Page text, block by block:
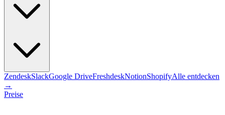
ZendeskSlackGoogle DriveFreshdeskNotionShopifyAlle entdecken
→
Preise